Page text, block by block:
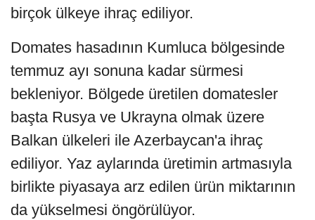
birçok ülkeye ihraç ediliyor.
Domates hasadının Kumluca bölgesinde
temmuz ayı sonuna kadar sürmesi
bekleniyor. Bölgede üretilen domatesler
başta Rusya ve Ukrayna olmak üzere
Balkan ülkeleri ile Azerbaycan'a ihraç
ediliyor. Yaz aylarında üretimin artmasıyla
birlikte piyasaya arz edilen ürün miktarının
da yükselmesi öngörülüyor.